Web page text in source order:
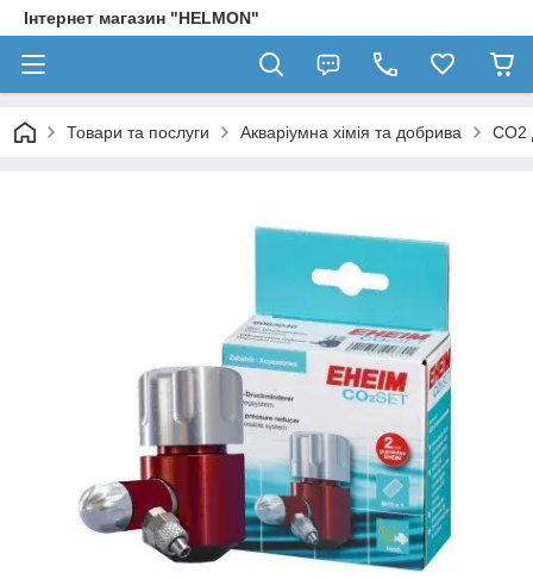
Інтернет магазин "HELMON"
Товари та послуги Акваріумна хімія та добрива CO2